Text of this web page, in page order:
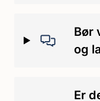
Bør
og
Er